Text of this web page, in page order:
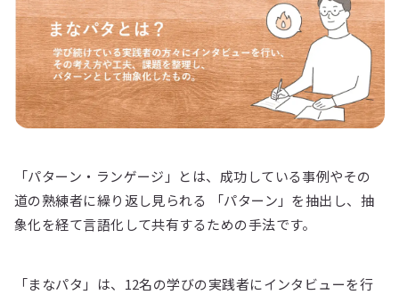
「パターン・ランゲージ」とは、成功している事例やその
道の熟練者に繰り返し見られる 「パターン」を抽出し、抽
象化を経て言語化して共有するための手法です。
「まなパタ」は、12名の学びの実践者にインタビューを行